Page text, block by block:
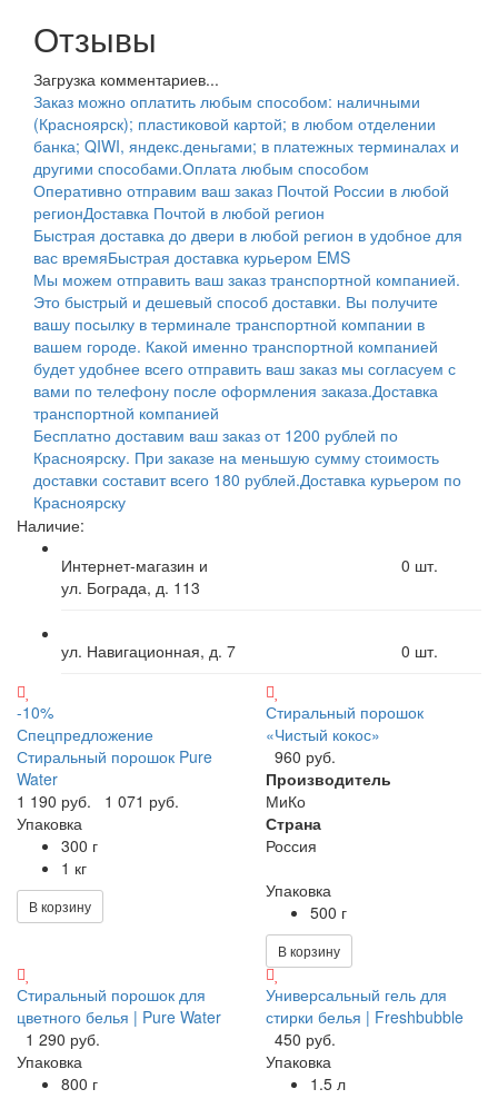
Отзывы
Загрузка комментариев...
Заказ можно оплатить любым способом: наличными
(Красноярск); пластиковой картой; в любом отделении
банка; QIWI, яндекс.деньгами; в платежных терминалах и
другими способами.Оплата любым способом
Оперативно отправим ваш заказ Почтой России в любой
регионДоставка Почтой в любой регион
Быстрая доставка до двери в любой регион в удобное для
вас времяБыстрая доставка курьером EMS
Мы можем отправить ваш заказ транспортной компанией.
Это быстрый и дешевый способ доставки. Вы получите
вашу посылку в терминале транспортной компании в
вашем городе. Какой именно транспортной компанией
будет удобнее всего отправить ваш заказ мы согласуем с
вами по телефону после оформления заказа.Доставка
транспортной компанией
Бесплатно доставим ваш заказ от 1200 рублей по
Красноярску. При заказе на меньшую сумму стоимость
доставки составит всего 180 рублей.Доставка курьером по
Красноярску
Наличие:
Интернет-магазин и
ул. Бограда, д. 113
0 шт.
ул. Навигационная, д. 7 0 шт.
-10%
Спецпредложение
Стиральный порошок Pure
Water
1 190 руб.
1 071 руб.
Упаковка
300 г
1 кг
В корзину
Стиральный порошок
«Чистый кокос»
960 руб.
Производитель
МиКо
Страна
Россия
Упаковка
500 г
В корзину
Стиральный порошок для
цветного белья | Pure Water
1 290 руб.
Упаковка
800 г
Универсальный гель для
стирки белья | Freshbubble
450 руб.
Упаковка
1.5 л